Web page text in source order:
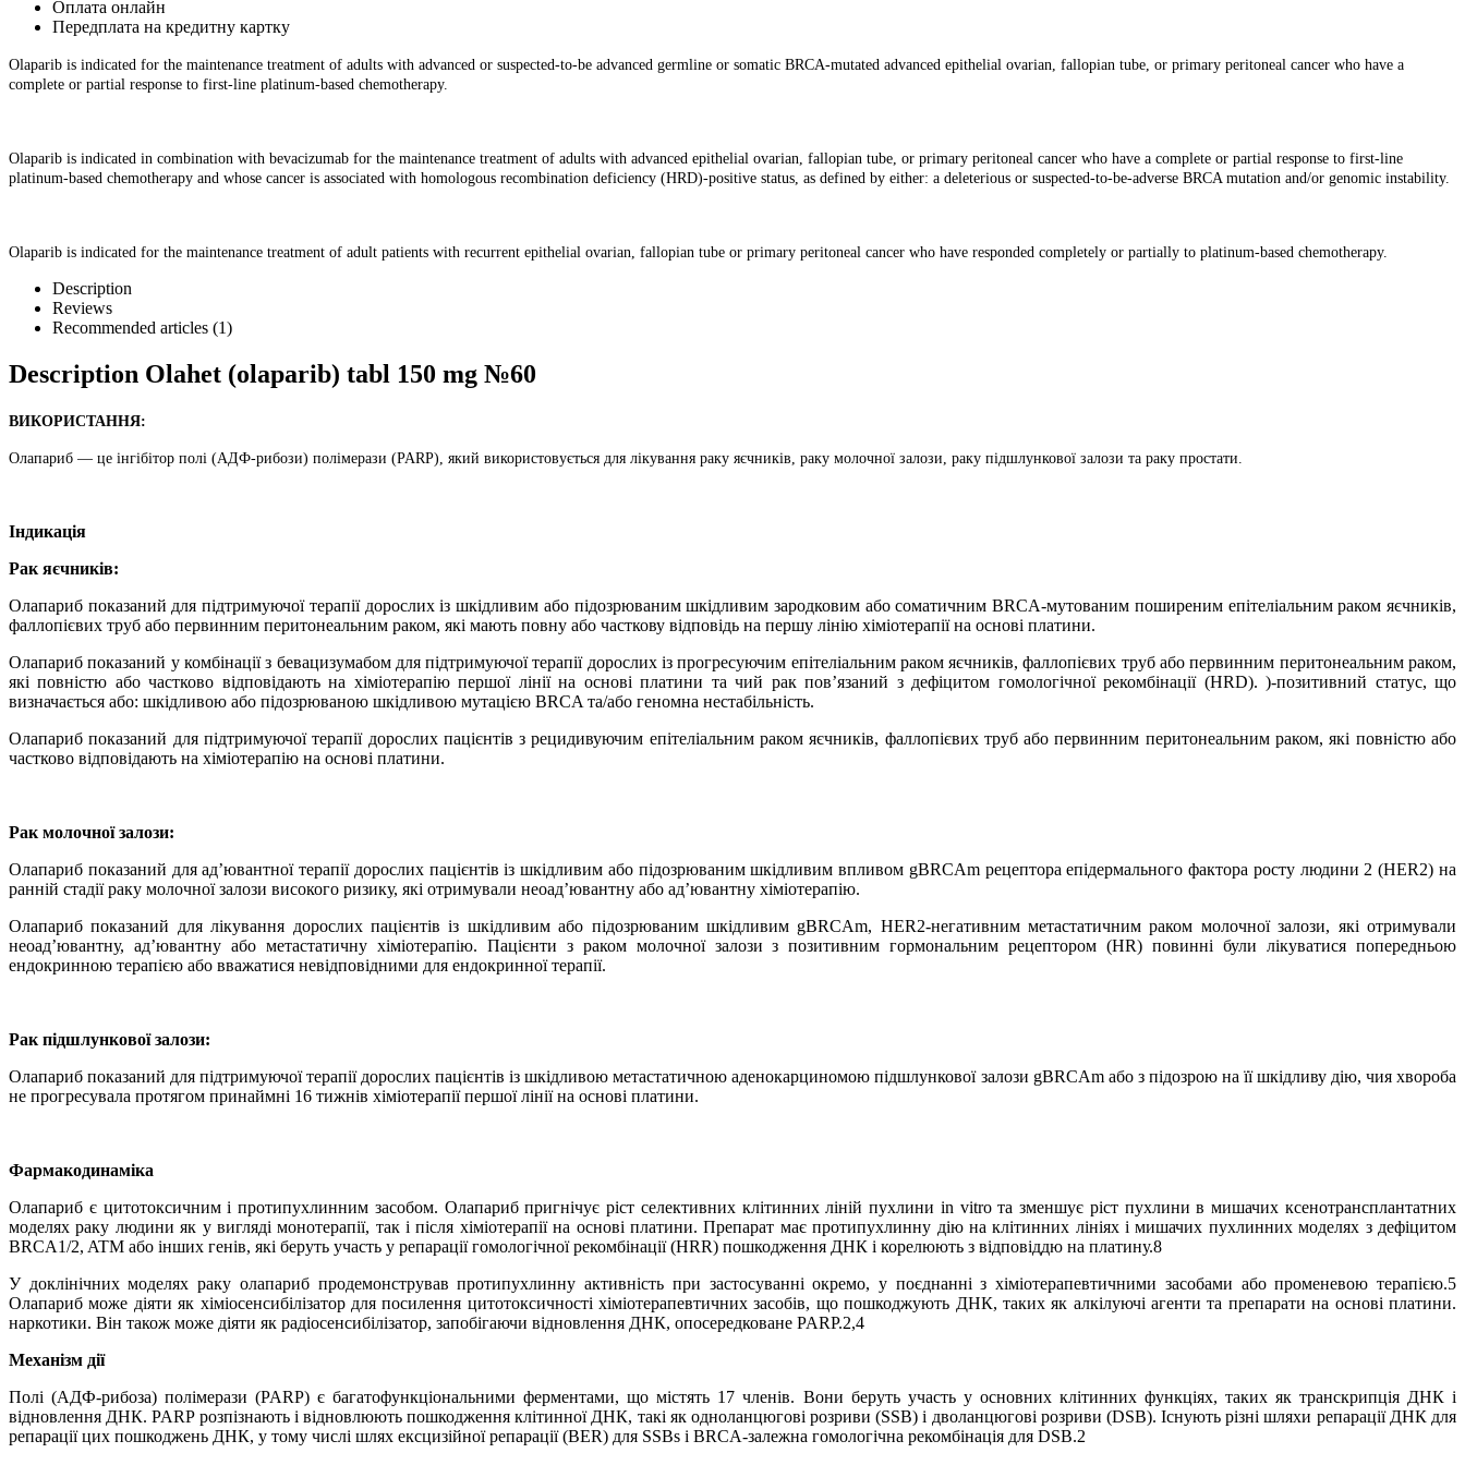
Оплата онлайн
Передплата на кредитну картку
Olaparib is indicated for the maintenance treatment of adults with advanced or suspected-to-be advanced germline or somatic BRCA-mutated advanced epithelial ovarian, fallopian tube, or primary peritoneal cancer who have a
complete or partial response to first-line platinum-based chemotherapy.
Olaparib is indicated in combination with bevacizumab for the maintenance treatment of adults with advanced epithelial ovarian, fallopian tube, or primary peritoneal cancer who have a complete or partial response to first-line
platinum-based chemotherapy and whose cancer is associated with homologous recombination deficiency (HRD)-positive status, as defined by either: a deleterious or suspected-to-be-adverse BRCA mutation and/or genomic instability.
Olaparib is indicated for the maintenance treatment of adult patients with recurrent epithelial ovarian, fallopian tube or primary peritoneal cancer who have responded completely or partially to platinum-based chemotherapy.
Description
Reviews
Recommended articles (1)
Description Olahet (olaparib) tabl 150 mg №60
ВИКОРИСТАННЯ:
Олапариб — це інгібітор полі (АДФ-рибози) полімерази (PARP), який використовується для лікування раку яєчників, раку молочної залози, раку підшлункової залози та раку простати.
Індикація
Рак яєчників:
Олапариб показаний для підтримуючої терапії дорослих із шкідливим або підозрюваним шкідливим зародковим або соматичним BRCA-мутованим поширеним епітеліальним раком яєчників,
фаллопієвих труб або первинним перитонеальним раком, які мають повну або часткову відповідь на першу лінію хіміотерапії на основі платини.
Олапариб показаний у комбінації з бевацизумабом для підтримуючої терапії дорослих із прогресуючим епітеліальним раком яєчників, фаллопієвих труб або первинним перитонеальним раком,
які повністю або частково відповідають на хіміотерапію першої лінії на основі платини та чий рак пов’язаний з дефіцитом гомологічної рекомбінації (HRD). )-позитивний статус, що
визначається або: шкідливою або підозрюваною шкідливою мутацією BRCA та/або геномна нестабільність.
Олапариб показаний для підтримуючої терапії дорослих пацієнтів з рецидивуючим епітеліальним раком яєчників, фаллопієвих труб або первинним перитонеальним раком, які повністю або
частково відповідають на хіміотерапію на основі платини.
Рак молочної залози:
Олапариб показаний для ад’ювантної терапії дорослих пацієнтів із шкідливим або підозрюваним шкідливим впливом gBRCAm рецептора епідермального фактора росту людини 2 (HER2) на
ранній стадії раку молочної залози високого ризику, які отримували неоад’ювантну або ад’ювантну хіміотерапію.
Олапариб показаний для лікування дорослих пацієнтів із шкідливим або підозрюваним шкідливим gBRCAm, HER2-негативним метастатичним раком молочної залози, які отримували
неоад’ювантну, ад’ювантну або метастатичну хіміотерапію. Пацієнти з раком молочної залози з позитивним гормональним рецептором (HR) повинні були лікуватися попередньою
ендокринною терапією або вважатися невідповідними для ендокринної терапії.
Рак підшлункової залози:
Олапариб показаний для підтримуючої терапії дорослих пацієнтів із шкідливою метастатичною аденокарциномою підшлункової залози gBRCAm або з підозрою на її шкідливу дію, чия хвороба
не прогресувала протягом принаймні 16 тижнів хіміотерапії першої лінії на основі платини.
Фармакодинаміка
Олапариб є цитотоксичним і протипухлинним засобом. Олапариб пригнічує ріст селективних клітинних ліній пухлини in vitro та зменшує ріст пухлини в мишачих ксенотрансплантатних
моделях раку людини як у вигляді монотерапії, так і після хіміотерапії на основі платини. Препарат має протипухлинну дію на клітинних лініях і мишачих пухлинних моделях з дефіцитом
BRCA1/2, ATM або інших генів, які беруть участь у репарації гомологічної рекомбінації (HRR) пошкодження ДНК і корелюють з відповіддю на платину.8
У доклінічних моделях раку олапариб продемонстрував протипухлинну активність при застосуванні окремо, у поєднанні з хіміотерапевтичними засобами або променевою терапією.5
Олапариб може діяти як хіміосенсибілізатор для посилення цитотоксичності хіміотерапевтичних засобів, що пошкоджують ДНК, таких як алкілуючі агенти та препарати на основі платини.
наркотики. Він також може діяти як радіосенсибілізатор, запобігаючи відновлення ДНК, опосередковане PARP.2,4
Механізм дії
Полі (АДФ-рибоза) полімерази (PARP) є багатофункціональними ферментами, що містять 17 членів. Вони беруть участь у основних клітинних функціях, таких як транскрипція ДНК і
відновлення ДНК. PARP розпізнають і відновлюють пошкодження клітинної ДНК, такі як одноланцюгові розриви (SSB) і дволанцюгові розриви (DSB). Існують різні шляхи репарації ДНК для
репарації цих пошкоджень ДНК, у тому числі шлях ексцизійної репарації (BER) для SSBs і BRCA-залежна гомологічна рекомбінація для DSB.2